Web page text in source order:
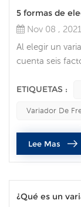
5 formas de
Nov 08 , 2021
Al elegir un
cuenta seis
plena carga la
verifique la
conocer el
ETIQUETAS :
Variador De
Lee Mas
¿Qué es un